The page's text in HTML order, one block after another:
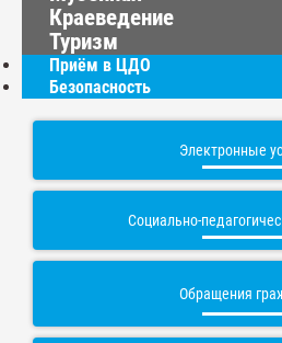
Краеведение
Туризм
Приём в ЦДО
Безопасность
Электронные
Социально-
Обращения